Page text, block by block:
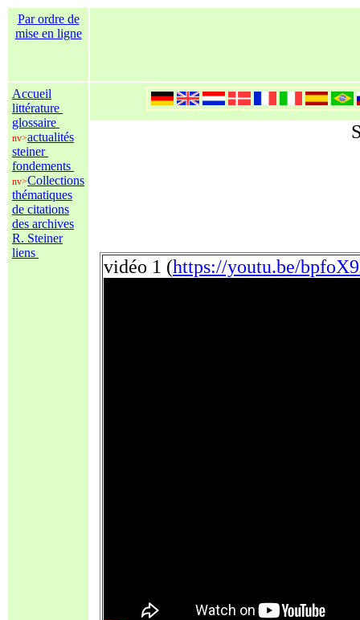
Par ordre de
mise en ligne
Accueil
littérature
glossaire
nv>actualités
steiner
fondements
nv>Collections
thématiques
de citations
des archives
R. Steiner
liens
vidéo 1 (https://youtu.be/